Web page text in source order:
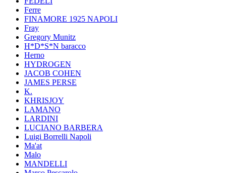
Ferre
FINAMORE 1925 NAPOLI
Fray
Gregory Munitz
H*D*S*N baracco
Herno
HYDROGEN
JACOB COHEN
JAMES PERSE
K.
KHRISJOY
LAMANO
LARDINI
LUCIANO BARBERA
Luigi Borrelli Napoli
Ma'at
Malo
MANDELLI